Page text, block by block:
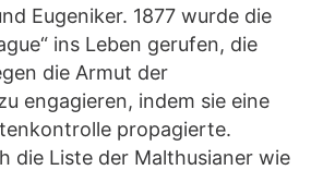
Eugeniker. 1877 wurde die
ins Leben gerufen, die
die Armut der
engagieren, indem sie eine
propagierte.
die Liste der Malthusianer wie